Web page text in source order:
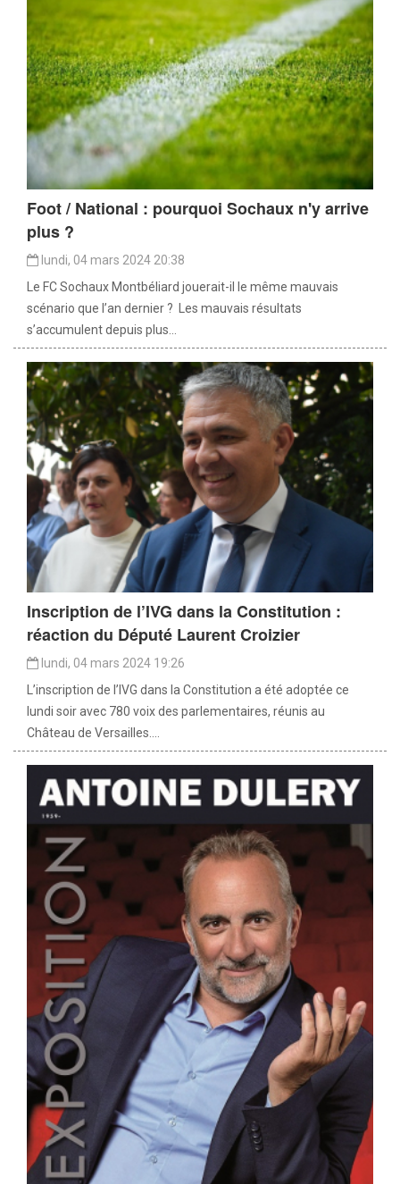
Foot / National : pourquoi Sochaux n'y arrive
plus ?
lundi, 04 mars 2024 20:38
Le FC Sochaux Montbéliard jouerait-il le même mauvais
scénario que l’an dernier ? Les mauvais résultats
s’accumulent depuis plus...
Inscription de l’IVG dans la Constitution :
réaction du Député Laurent Croizier
lundi, 04 mars 2024 19:26
L’inscription de l’IVG dans la Constitution a été adoptée ce
lundi soir avec 780 voix des parlementaires, réunis au
Château de Versailles....